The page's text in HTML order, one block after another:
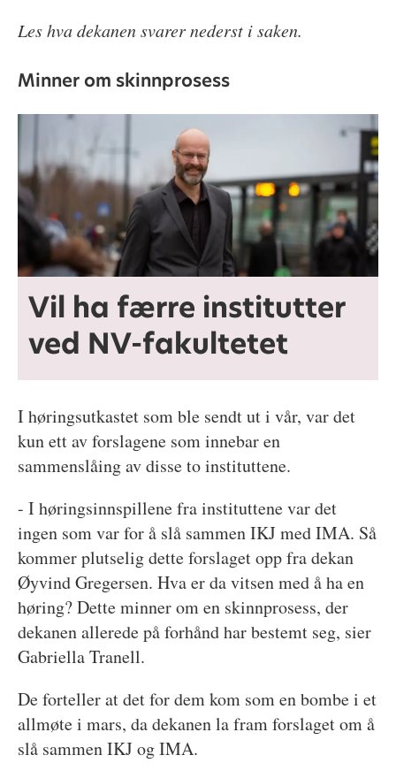
Les hva dekanen svarer nederst i saken.
Minner om skinnprosess
Vil ha færre institutter
ved NV-fakultetet
I høringsutkastet som ble sendt ut i vår, var det
kun ett av forslagene som innebar en
sammenslåing av disse to instituttene.
- I høringsinnspillene fra instituttene var det
ingen som var for å slå sammen IKJ med IMA. Så
kommer plutselig dette forslaget opp fra dekan
Øyvind Gregersen. Hva er da vitsen med å ha en
høring? Dette minner om en skinnprosess, der
dekanen allerede på forhånd har bestemt seg, sier
Gabriella Tranell.
De forteller at det for dem kom som en bombe i et
allmøte i mars, da dekanen la fram forslaget om å
slå sammen IKJ og IMA.